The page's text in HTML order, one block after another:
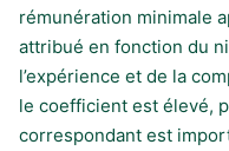
rémunération minimale
attribué en fonction du
l’expérience et de la
le coefficient est élevé,
correspondant est